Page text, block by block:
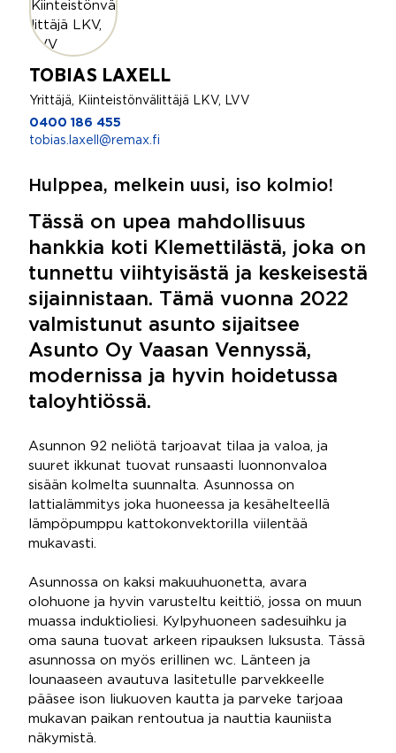
TOBIAS LAXELL
Yrittäjä, Kiinteistönvälittäjä LKV, LVV
0400 186 455
tobias.laxell@remax.fi
Hulppea, melkein uusi, iso kolmio!
Tässä on upea mahdollisuus
hankkia koti Klemettilästä, joka on
tunnettu viihtyisästä ja keskeisestä
sijainnistaan. Tämä vuonna 2022
valmistunut asunto sijaitsee
Asunto Oy Vaasan Vennyssä,
modernissa ja hyvin hoidetussa
taloyhtiössä.
Asunnon 92 neliötä tarjoavat tilaa ja valoa, ja
suuret ikkunat tuovat runsaasti luonnonvaloa
sisään kolmelta suunnalta. Asunnossa on
lattialämmitys joka huoneessa ja kesähelteellä
lämpöpumppu kattokonvektorilla viilentää
mukavasti.
Asunnossa on kaksi makuuhuonetta, avara
olohuone ja hyvin varusteltu keittiö, jossa on muun
muassa induktioliesi. Kylpyhuoneen sadesuihku ja
oma sauna tuovat arkeen ripauksen luksusta. Tässä
asunnossa on myös erillinen wc. Länteen ja
lounaaseen avautuva lasitetulle parvekkeelle
pääsee ison liukuoven kautta ja parveke tarjoaa
mukavan paikan rentoutua ja nauttia kauniista
näkymistä.